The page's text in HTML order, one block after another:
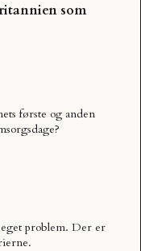
som
første og anden
problem. Der er